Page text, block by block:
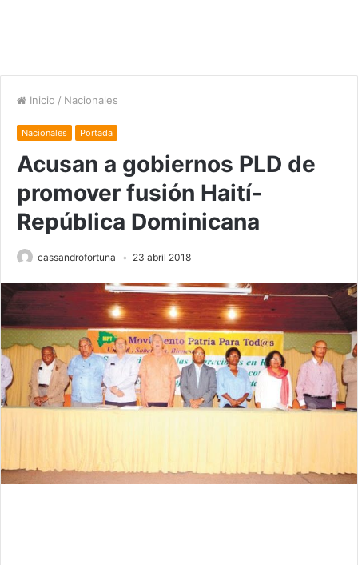
Inicio / Nacionales
Nacionales Portada
Acusan a gobiernos PLD de
promover fusión Haití-
República Dominicana
cassandrofortuna 23 abril 2018